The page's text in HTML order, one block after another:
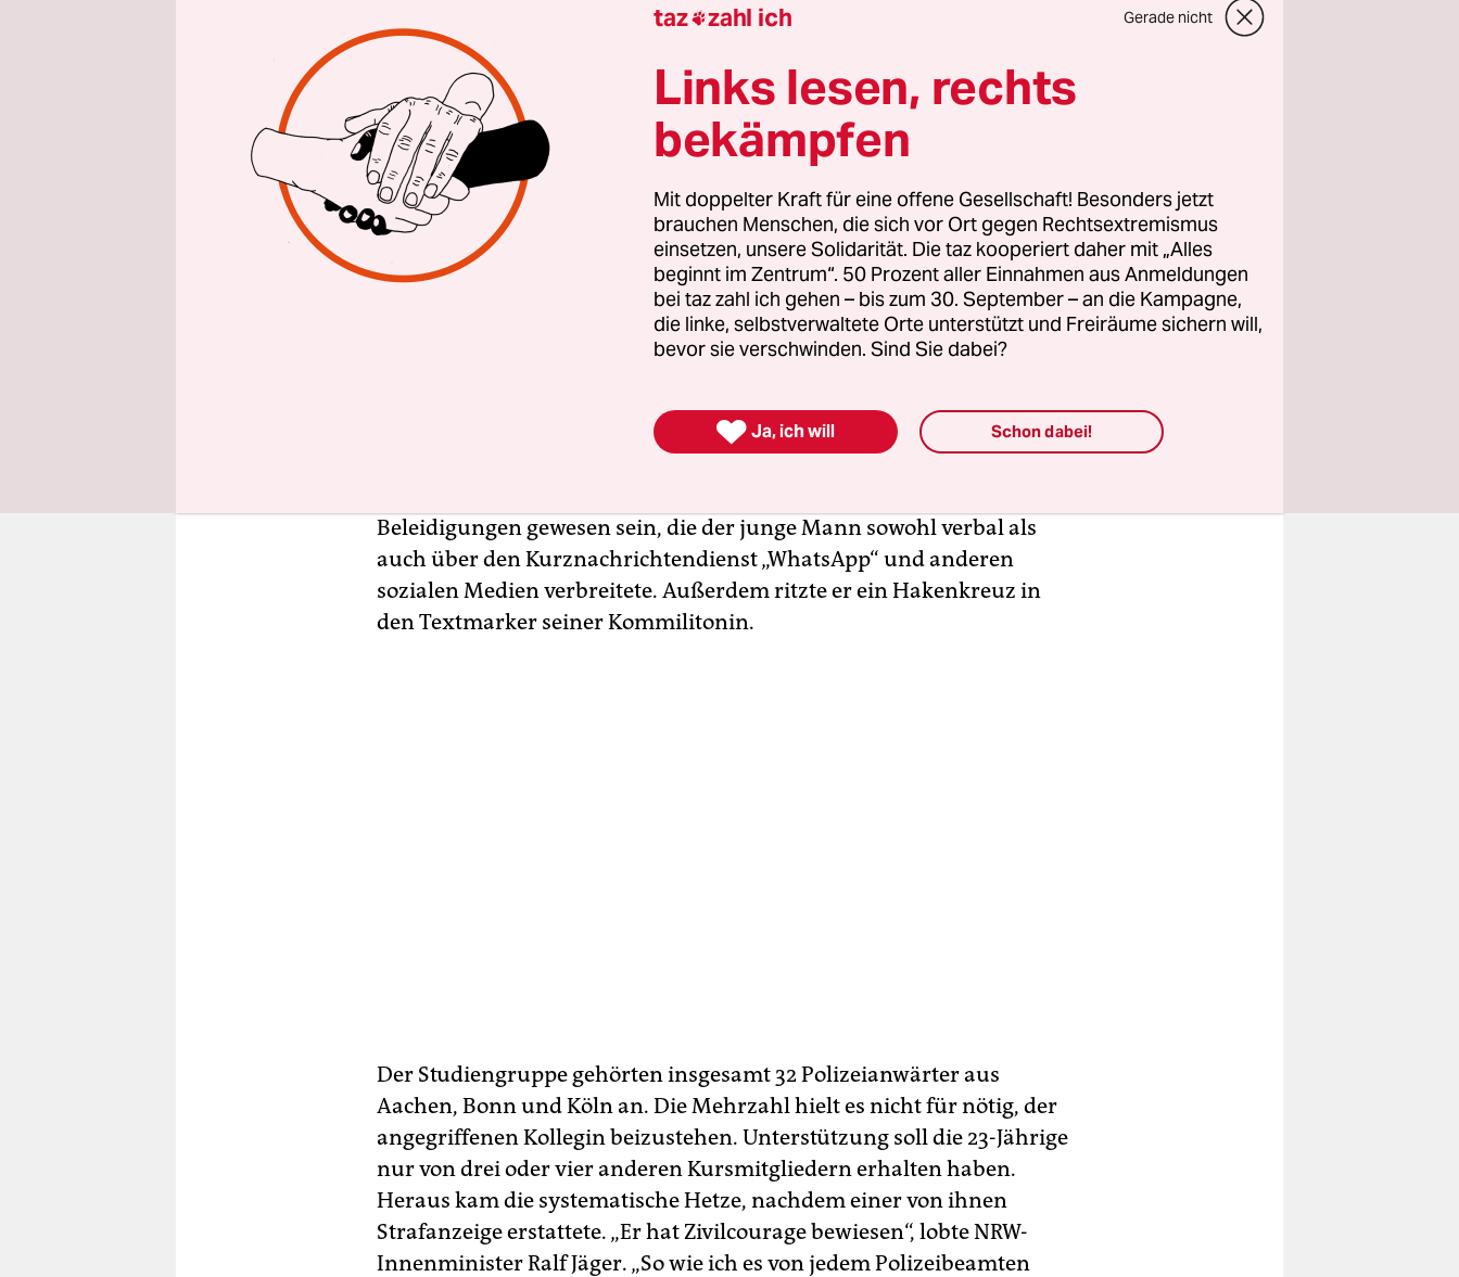
taz| Der Rassismusskandal unter rheinischen Polizeianwärtern
weitet sich aus. Nachdem am Dienstag ein Entlassungsverfahren gegen
einen 19-Jährigen eingeleitet worden ist, müssen sich möglicherweise
demnächst noch mehr Polizeischüler nach einem neuen Job umsehen.
Dabei handelt es sich ebenfalls um Teilnehmer eines Studienkurses an
der Fachhochschule für öffentliche Verwaltung NRW (FHöV) in Köln. Er
prüfe derzeit, „ob die Voraussetzungen für weitere Suspendierungen
innerhalb dieses Kurses vorliegen“, teilte der Aachener
Polizeipräsident Dirk Weinspach mit.
Erkenntnisstand sah sich die Aachenerin wochenlang übler
Beleidigungen gewesen sein, die der junge Mann sowohl verbal als
auch über den Kurznachrichtendienst „WhatsApp“ und anderen
sozialen Medien verbreitete. Außerdem ritzte er ein Hakenkreuz in
den Textmarker seiner Kommilitonin.
Der Studiengruppe gehörten insgesamt 32 Polizeianwärter aus
Aachen, Bonn und Köln an. Die Mehrzahl hielt es nicht für nötig, der
angegriffenen Kollegin beizustehen. Unterstützung soll die 23-Jährige
nur von drei oder vier anderen Kursmitgliedern erhalten haben.
Heraus kam die systematische Hetze, nachdem einer von ihnen
Strafanzeige erstattete. „Er hat Zivilcourage bewiesen“, lobte NRW-
Innenminister Ralf Jäger. „So wie ich es von jedem Polizeibeamten
taz zahl ich Gerade nicht
Links lesen, rechts
bekämpfen
Mit doppelter Kraft für eine offene Gesellschaft! Besonders jetzt
brauchen Menschen, die sich vor Ort gegen Rechtsextremismus
einsetzen, unsere Solidarität. Die taz kooperiert daher mit „Alles
beginnt im Zentrum“. 50 Prozent aller Einnahmen aus Anmeldungen
bei taz zahl ich gehen – bis zum 30. September – an die Kampagne,
die linke, selbstverwaltete Orte unterstützt und Freiräume sichern will,
bevor sie verschwinden. Sind Sie dabei?
 Ja, ich will Schon dabei!